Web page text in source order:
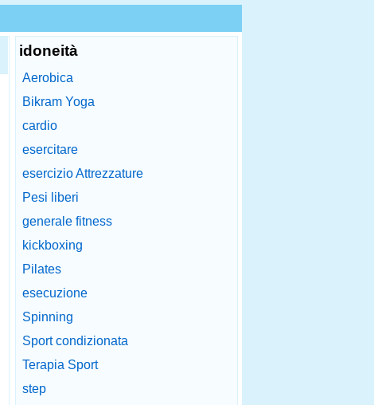
idoneità
Aerobica
Bikram Yoga
cardio
esercitare
esercizio Attrezzature
Pesi liberi
generale fitness
kickboxing
Pilates
esecuzione
Spinning
Sport condizionata
Terapia Sport
step